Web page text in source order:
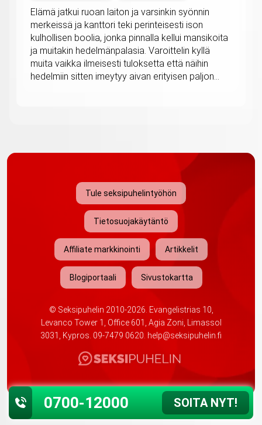
Elämä jatkui ruoan laiton ja varsinkin syönnin
merkeissä ja kanttori teki perinteisesti ison
kulhollisen boolia, jonka pinnalla kellui mansikoita
ja muitakin hedelmänpalasia. Varoittelin kyllä
muita vaikka ilmeisesti tuloksetta että näihin
hedelmiin sitten imeytyy aivan erityisen paljon...
Tule seksipuhelintyöhön
Tietosuojakäytäntö
Affiliate markkinointi Artikkelit
Blogiportaali Sivustokartta
© Seksipuhelin 2010-2026. Evangelistrias 10,
Levanco Tower 1, Office 601, Agia Zoni, Limassol
3031, Kypros. 09-7479 0620. help@seksipuhelin.fi
0700-12000 SOITA NYT!